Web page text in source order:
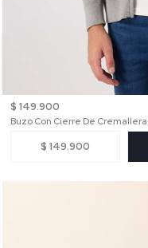
$ 149.900
Buzo Con Cierre De
$ 149.900